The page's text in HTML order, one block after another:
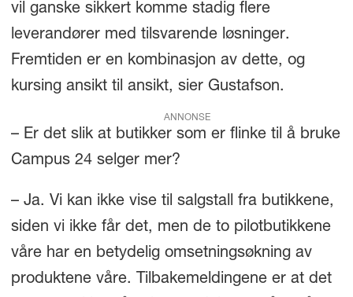
vil ganske sikkert komme stadig flere
leverandører med tilsvarende løsninger.
Fremtiden er en kombinasjon av dette, og
kursing ansikt til ansikt, sier Gustafson.
ANNONSE
– Er det slik at butikker som er flinke til å bruke
Campus 24 selger mer?
– Ja. Vi kan ikke vise til salgstall fra butikkene,
siden vi ikke får det, men de to pilotbutikkene
våre har en betydelig omsetningsøkning av
produktene våre. Tilbakemeldingene er at det